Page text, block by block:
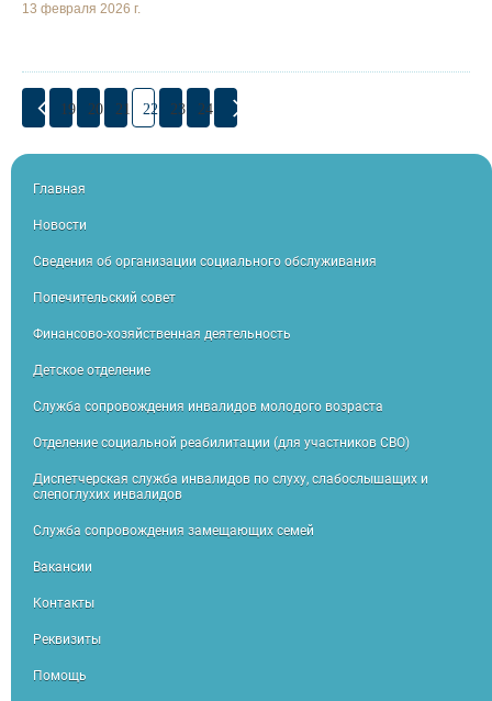
13 февраля 2026 г.
19 20 21 22 23 24
Главная
Новости
Сведения об организации социального обслуживания
Попечительский совет
Финансово-хозяйственная деятельность
Детское отделение
Служба сопровождения инвалидов молодого возраста
Отделение социальной реабилитации (для участников СВО)
Диспетчерская служба инвалидов по слуху, слабослышащих и
слепоглухих инвалидов
Служба сопровождения замещающих семей
Вакансии
Контакты
Реквизиты
Помощь